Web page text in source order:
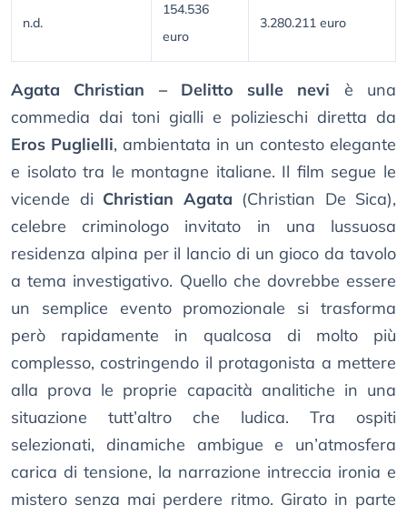
n.d.
154.536
euro
3.280.211 euro
Agata Christian – Delitto sulle nevi è una
commedia dai toni gialli e polizieschi diretta da
Eros Puglielli, ambientata in un contesto elegante
e isolato tra le montagne italiane. Il film segue le
vicende di Christian Agata (Christian De Sica),
celebre criminologo invitato in una lussuosa
residenza alpina per il lancio di un gioco da tavolo
a tema investigativo. Quello che dovrebbe essere
un semplice evento promozionale si trasforma
però rapidamente in qualcosa di molto più
complesso, costringendo il protagonista a mettere
alla prova le proprie capacità analitiche in una
situazione tutt’altro che ludica. Tra ospiti
selezionati, dinamiche ambigue e un’atmosfera
carica di tensione, la narrazione intreccia ironia e
mistero senza mai perdere ritmo. Girato in parte